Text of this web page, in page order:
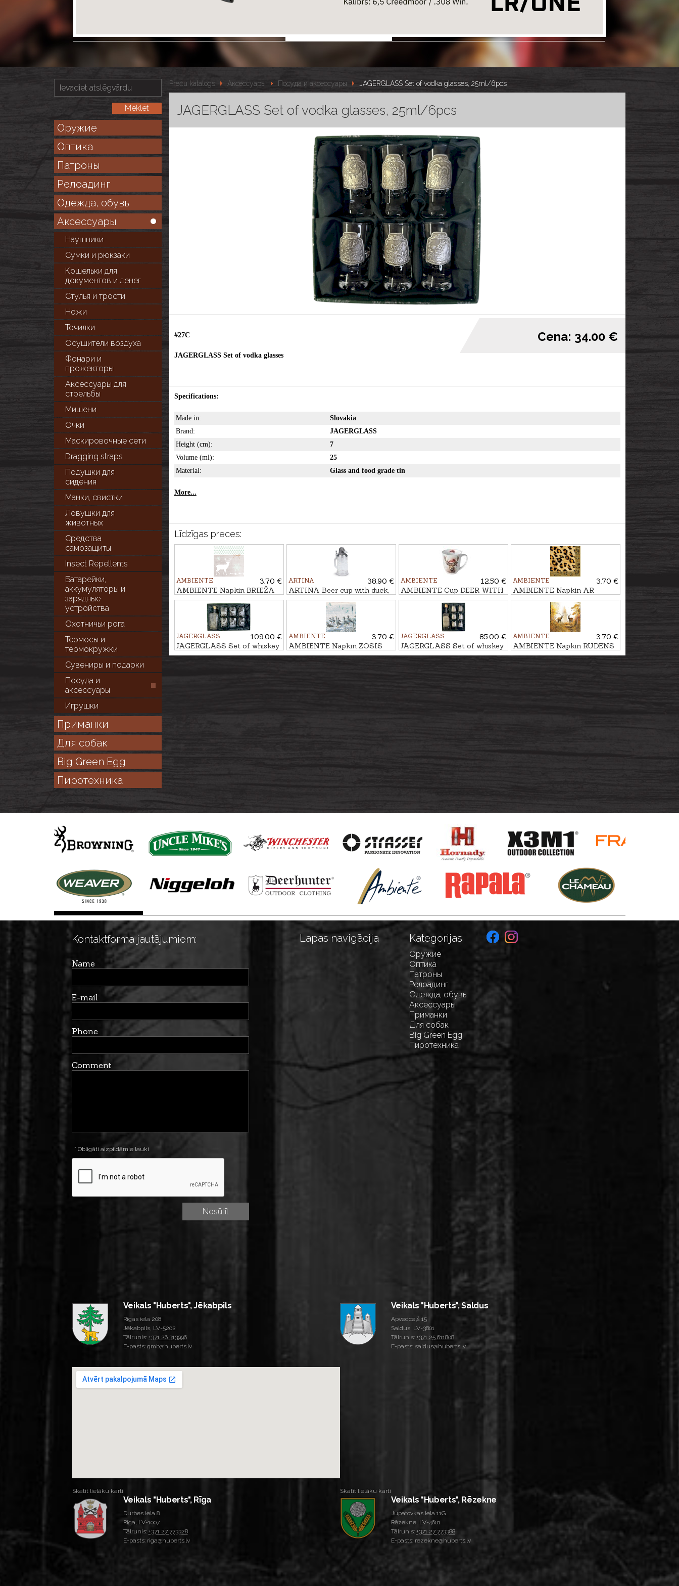
Оружие
Оптика
Патроны
Релоадинг
Одежда, обувь
Аксессуары
Наушники
Сумки и рюкзаки
Кошельки для
документов и денег
Стулья и трости
Ножи
Точилки
Осушители воздуха
Фонари и
прожекторы
Аксессуары для
стрельбы
Мишени
Очки
Маскировочные сети
Dragging straps
Подушки для
сидения
Манки, свистки
Ловушки для
животных
Средства
самозащиты
Insect Repellents
Батарейки,
аккумуляторы и
зарядные
устройства
Охотничьи рога
Термосы и
термокружки
Сувениры и подарки
Посуда и
аксессуары
Игрушки
Приманки
Для собак
Big Green Egg
Пиротехника
Preču katalogs Аксессуары Посуда и аксессуары JAGERGLASS Set of vodka glasses, 25ml/6pcs
JAGERGLASS Set of vodka glasses, 25ml/6pcs
#27C
JAGERGLASS Set of vodka glasses
Cena: 34.00 €
Specifications:
Made in:
Slovakia
Brand:
JAGERGLASS
Height (cm):
7
Volume (ml):
25
Material:
Glass and food grade tin
More...
Līdzīgas preces:
AMBIENTE
3.70 €
AMBIENTE Napkin BRIEŽA
SILUETS
ARTINA
38.90 €
ARTINA Beer cup with duck,
500ml
AMBIENTE
12.50 €
AMBIENTE Cup DEER WITH
SANTA HAT, 400ml
AMBIENTE
3.70 €
AMBIENTE Napkin AR
LEOPARDA RAKSTU
JAGERGLASS
109.00 €
JAGERGLASS Set of whiskey
glasses with carafe
AMBIENTE
3.70 €
AMBIENTE Napkin ZOSIS
PIE UPES ZIEMĀ
JAGERGLASS
85.00 €
JAGERGLASS Set of whiskey
glasses with carafe
AMBIENTE
3.70 €
AMBIENTE Napkin RUDENS
MEŽS
Kontaktforma jautājumiem:
Name
E-mail
Phone
Comment
* Obligāti aizpildāmie lauki
Lapas navigācija Kategorijas
Оружие
Оптика
Патроны
Релоадинг
Одежда, обувь
Аксессуары
Приманки
Для собак
Big Green Egg
Пиротехника
Veikals "Huberts", Jēkabpils
Rīgas iela 208
Jēkabpils, LV-5202
Tālrunis: +371 26 313996
E-pasts: gmb@huberts.lv
Skatīt lielāku karti
Veikals "Huberts", Saldus
Apvedceļš 15
Saldus, LV-3801
Tālrunis: +371 25 611808
E-pasts: saldus@huberts.lv
Skatīt lielāku karti
Veikals "Huberts", Rīga
Durbes iela 8
Rīga, LV-1007
Tālrunis: +371 27 773328
E-pasts: riga@huberts.lv
Veikals "Huberts", Rēzekne
Jupatovkas iela 11G
Rēzekne, LV-4601
Tālrunis: +371 27 773388
E-pasts: rezekne@huberts.lv